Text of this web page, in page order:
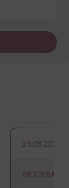
25.08.2026
МОСКВА